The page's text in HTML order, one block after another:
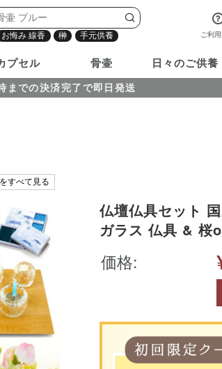
までの決済完了で即日発送
お悔み 線香 榊 手元供養 ご利
プセル 骨壷 日々のご供養
すべて見る
仏壇仏具セット
ガラス 仏具 & 桜
トータル セット
元供養 水子供養
価格: